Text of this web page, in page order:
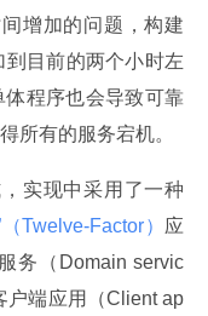
增加的问题，构建
目前的两个小时左
程序也会导致可靠
所有的服务宕机。
实现中采用了一种
Twelve-Factor） 应
务（Domain servic
户端应用（Client ap